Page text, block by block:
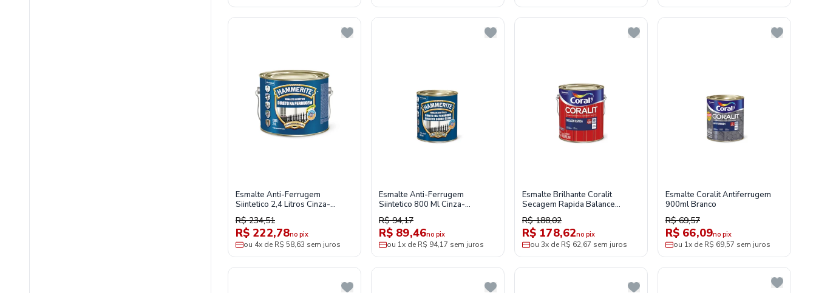
Esmalte Anti-Ferrugem
Siintetico 2,4 Litros Cinza-
Hammerite
R$ 234,51
R$ 222,78no pix
ou 4x de R$ 58,63 sem juros
Esmalte Anti-Ferrugem
Siintetico 800 Ml Cinza-
Hammerite
R$ 94,17
R$ 89,46no pix
ou 1x de R$ 94,17 sem juros
Esmalte Brilhante Coralit
Secagem Rapida Balance
Tabaco 3,6l Coral
R$ 188,02
R$ 178,62no pix
ou 3x de R$ 62,67 sem juros
Esmalte Coralit Antiferrugem
900ml Branco
R$ 69,57
R$ 66,09no pix
ou 1x de R$ 69,57 sem juros